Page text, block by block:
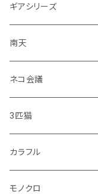
・恐竜
・のりもの
・彩花
・どうぶつ
・小鳥
シマエナガ
ギアシリーズ
大皿
中皿
小皿
マグカップ
コップ
南天
ネコ会議
3匹猫
カラフル
モノクロ